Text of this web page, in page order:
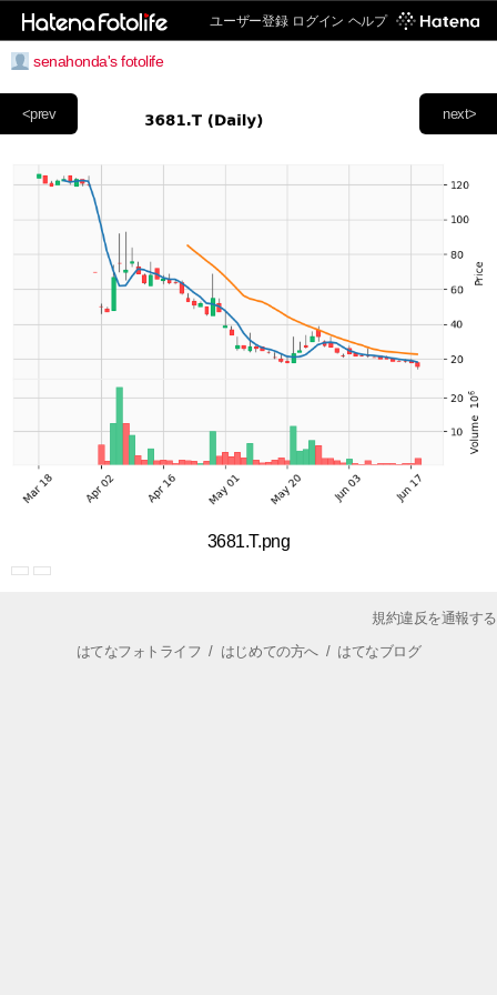
ユーザー登録 ログイン ヘルプ
senahonda's fotolife
next>
<prev
3681.T.png
規約違反を通報する
はてなフォトライフ / はじめての方へ/ はてなブログ